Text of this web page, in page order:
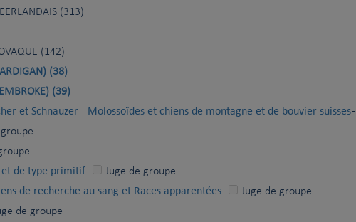
(313)
(142)
(38)
(39)
et Schnauzer - Molossoïdes et chiens de montagne et de bouvier suisses-
et de type primitif- Juge de groupe
de recherche au sang et Races apparentées- Juge de groupe
de groupe